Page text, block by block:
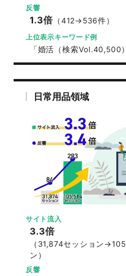
反響
1.3倍 （412→536件）
上位表示キーワード例
「婚活（検索Vol.40,500
日常用品領域
サイト流入
3.3倍
（31,874セッション
ン）
反響